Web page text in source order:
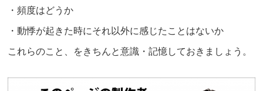
・頻度はどうか
・動悸が起きた時にそれ以外に感じたことはないか
これらのこと、をきちんと意識・記憶しておきましょう。